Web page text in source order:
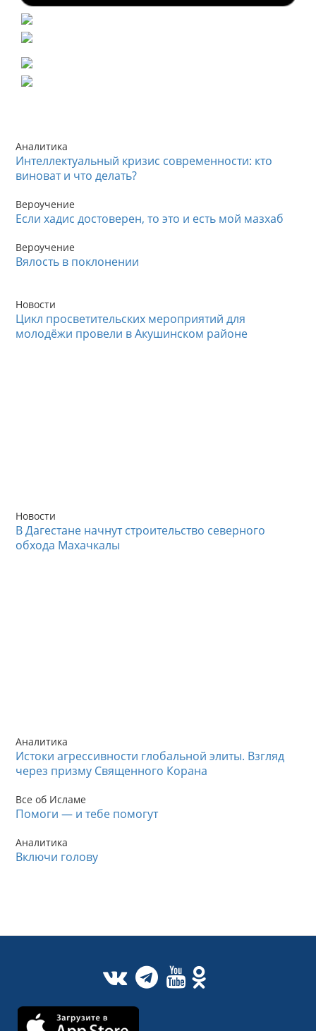
Аналитика
Интеллектуальный кризис современности: кто
виноват и что делать?
Вероучение
Если хадис достоверен, то это и есть мой мазхаб
Вероучение
Вялость в поклонении
Новости
Цикл просветительских мероприятий для
молодёжи провели в Акушинском районе
Новости
В Дагестане начнут строительство северного
обхода Махачкалы
Аналитика
Истоки агрессивности глобальной элиты. Взгляд
через призму Священного Корана
Все об Исламе
Помоги — и тебе помогут
Аналитика
Включи голову